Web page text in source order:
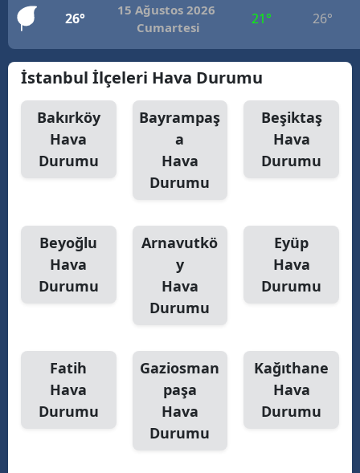
26°
15 Ağustos 2026
Cumartesi
21° 26°
İstanbul İlçeleri Hava Durumu
Bakırköy
Hava
Durumu
Bayrampaş
a
Hava
Durumu
Beşiktaş
Hava
Durumu
Beyoğlu
Hava
Durumu
Arnavutkö
y
Hava
Durumu
Eyüp
Hava
Durumu
Fatih
Hava
Durumu
Gaziosman
paşa
Hava
Durumu
Kağıthane
Hava
Durumu